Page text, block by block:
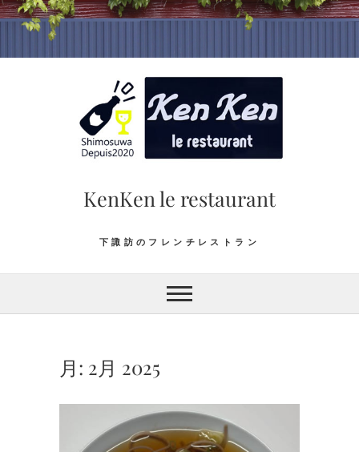
Skip
KenKen le restaurant
下諏訪のフレンチレストラン
月: 2月 2025